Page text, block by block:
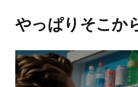
やっぱりそこか